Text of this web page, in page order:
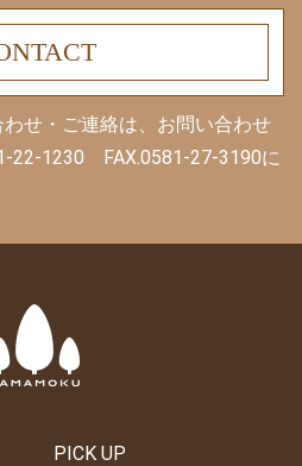
せ・ご連絡は、お問い合わせ
22-1230 FAX.0581-27-3190に
PICK UP